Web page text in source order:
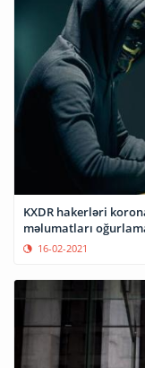
KXDR hakerləri
məlumatları
16-02-2021